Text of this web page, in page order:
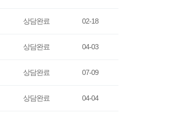
상담완료 02-18
상담완료 04-03
상담완료 07-09
상담완료 04-04